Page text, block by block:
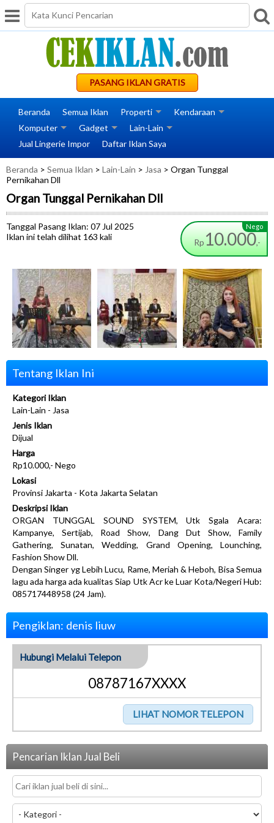
PASANG IKLAN GRATIS
Beranda Semua Iklan Properti
Kendaraan
Komputer
Gadget
Lain-Lain
Jual Lingerie Impor
Daftar Iklan Saya
Beranda > Semua Iklan > Lain-Lain > Jasa > Organ Tunggal
Pernikahan Dll
Organ Tunggal Pernikahan Dll
Tanggal Pasang Iklan: 07 Jul 2025
Iklan ini telah dilihat 163 kali
Nego
Rp10.000,-
Tentang Iklan Ini
Kategori Iklan
Lain-Lain - Jasa
Jenis Iklan
Dijual
Harga
Rp10.000,- Nego
Lokasi
Provinsi Jakarta - Kota Jakarta Selatan
Deskripsi Iklan
ORGAN TUNGGAL SOUND SYSTEM, Utk Sgala Acara:
Kampanye, Sertijab, Road Show, Dang Dut Show, Family
Gathering, Sunatan, Wedding, Grand Opening, Lounching,
Fashion Show Dll.
Dengan Singer yg Lebih Lucu, Rame, Meriah & Heboh, Bisa Semua
lagu ada harga ada kualitas Siap Utk Acr ke Luar Kota/Negeri Hub:
085717448958 (24 Jam).
Pengiklan: denis liuw
Hubungi Melalui Telepon
08787167XXXX
Pencarian Iklan Jual Beli